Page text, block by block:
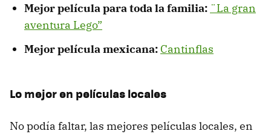
Mejor película para toda la familia: ¨La gran
aventura Lego”
Mejor película mexicana: Cantinflas
Lo mejor en películas locales
No podía faltar, las mejores películas locales, en